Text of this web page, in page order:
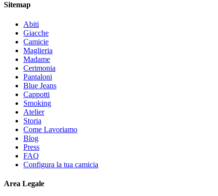
Sitemap
Abiti
Giacche
Camicie
Maglieria
Madame
Cerimonia
Pantaloni
Blue Jeans
Cappotti
Smoking
Atelier
Storia
Come Lavoriamo
Blog
Press
FAQ
Configura la tua camicia
Area Legale